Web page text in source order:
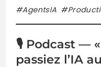
#AgentsIA
🎙️ Podcast —
passiez l’IA